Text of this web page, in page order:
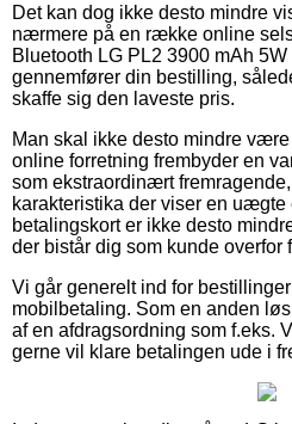
Det kan dog ikke desto mindre
nærmere på en række online
Bluetooth LG PL2 3900 mAh 5W
gennemfører din bestilling,
skaffe sig den laveste pris.
Man skal ikke desto mindre
online forretning frembyder en
som ekstraordinært
karakteristika der viser en
betalingskort er ikke desto
der bistår dig som kunde overfor
Vi går generelt ind for
mobilbetaling. Som en anden
af en afdragsordning som f.eks.
gerne vil klare betalingen ude i